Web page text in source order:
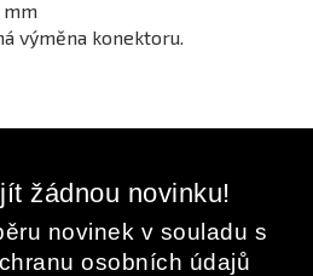
mm
výměna konektoru.
žádnou novinku!
novinek v souladu s
osobních údajů